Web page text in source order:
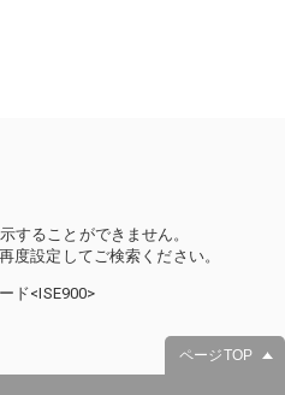
することができません。
度設定してご検索ください。
ド<ISE900>
ページTOP